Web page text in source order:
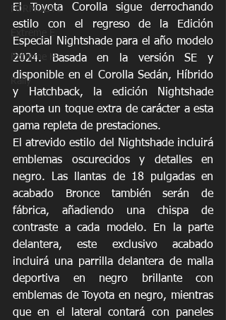
FORMULA 1
Extreme H
Rally
El Toyota Corolla sigue derrochando
estilo con el regreso de la Edición
Especial Nightshade para el año modelo
2024. Basada en la versión SE y
disponible en el Corolla Sedán, Híbrido
y Hatchback, la edición Nightshade
aporta un toque extra de carácter a esta
gama repleta de prestaciones.
El atrevido estilo del Nightshade incluirá
emblemas oscurecidos y detalles en
negro. Las llantas de 18 pulgadas en
acabado Bronce también serán de
fábrica, añadiendo una chispa de
contraste a cada modelo. En la parte
delantera, este exclusivo acabado
incluirá una parrilla delantera de malla
deportiva en negro brillante con
emblemas de Toyota en negro, mientras
que en el lateral contará con paneles